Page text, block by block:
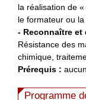
la réalisation de
le formateur ou la
- Reconnaître et
Résistance des
chimique,
Prérequis : aucun
Programme